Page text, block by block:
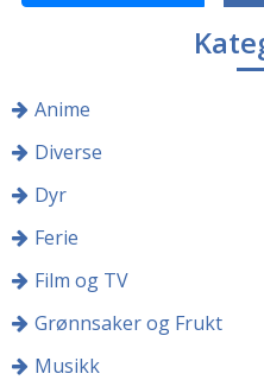
Anime
Diverse
Dyr
Ferie
Film og TV
Grønnsaker og Frukt
Musikk